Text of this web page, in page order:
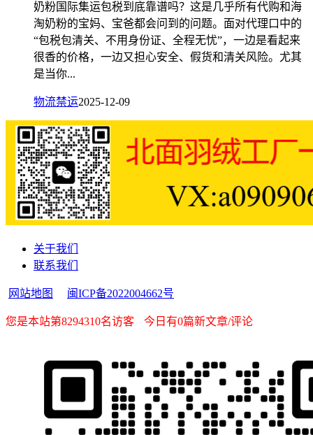
奶粉国际集运包税到底靠谱吗？这是几乎所有代购和海
淘奶粉的宝妈、宝爸都会问到的问题。面对代理口中的
“包税包清关、不用身份证、全程无忧”，一边是看起来
很香的价格，一边又担心安全、假货和清关风险。尤其
是当你...
物流禁运2025-12-09
关于我们
联系我们
网站地图 闽ICP备2022004662号
您是本站第8294310名访客 今日有0篇新文章/评论